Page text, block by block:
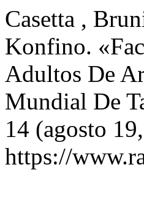
Casetta ,
Konfino.
Adultos De
Mundial De
14 (agosto
https://